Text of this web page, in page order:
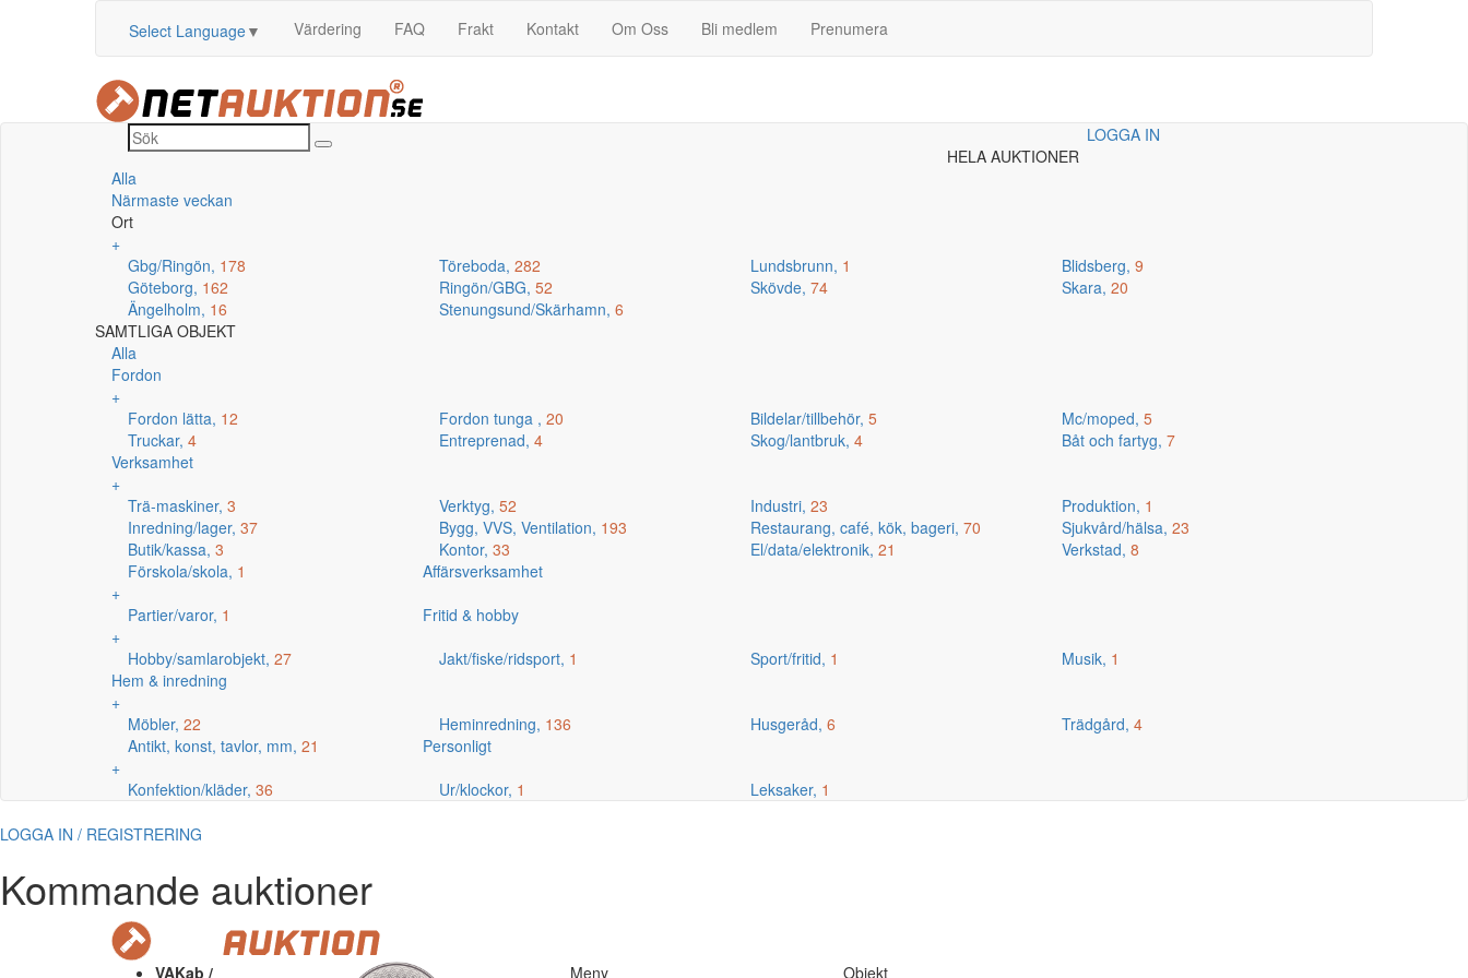
Select Language▼ Värdering FAQ Frakt Kontakt Om Oss Bli medlem Prenumera
LOGGA IN
HELA AUKTIONER
Alla
Närmaste veckan
Ort
+
Gbg/Ringön, 178 Töreboda, 282 Lundsbrunn, 1 Blidsberg, 9
Göteborg, 162 Ringön/GBG, 52 Skövde, 74 Skara, 20
Ängelholm, 16 Stenungsund/Skärhamn, 6
SAMTLIGA OBJEKT
Alla
Fordon
+
Fordon lätta, 12 Fordon tunga , 20 Bildelar/tillbehör, 5 Mc/moped, 5
Truckar, 4 Entreprenad, 4 Skog/lantbruk, 4 Båt och fartyg, 7
Verksamhet
+
Trä-maskiner, 3 Verktyg, 52 Industri, 23 Produktion, 1
Inredning/lager, 37 Bygg, VVS, Ventilation, 193 Restaurang, café, kök, bageri, 70 Sjukvård/hälsa, 23
Butik/kassa, 3 Kontor, 33 El/data/elektronik, 21 Verkstad, 8
Förskola/skola, 1
Affärsverksamhet
+
Partier/varor, 1
Fritid & hobby
+
Hobby/samlarobjekt, 27 Jakt/fiske/ridsport, 1 Sport/fritid, 1 Musik, 1
Hem & inredning
+
Möbler, 22 Heminredning, 136 Husgeråd, 6 Trädgård, 4
Antikt, konst, tavlor, mm, 21
Personligt
+
Konfektion/kläder, 36 Ur/klockor, 1 Leksaker, 1
LOGGA IN / REGISTRERING
Kommande auktioner
VAKab / Meny Objekt